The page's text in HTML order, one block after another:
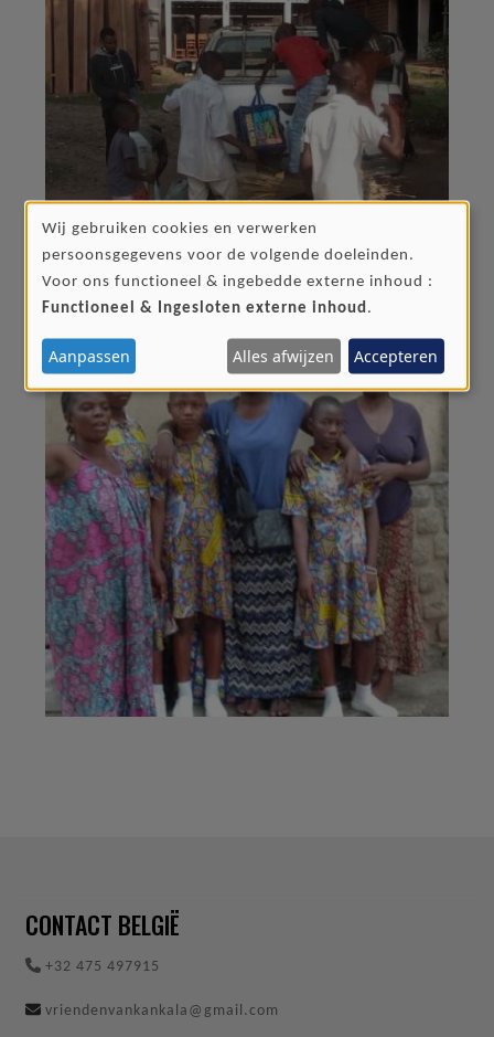
CONTACT BELGIË
+32 475 497915
vriendenvankankala@gmail.com
GEBRUIK
VAN
PERSOONSGEGEVENS
EN
COOKIES
Wij gebruiken cookies en verwerken
persoonsgegevens voor de volgende doeleinden.
Voor ons functioneel & ingebedde externe inhoud :
Functioneel & Ingesloten externe inhoud.
Aanpassen Alles afwijzen Accepteren